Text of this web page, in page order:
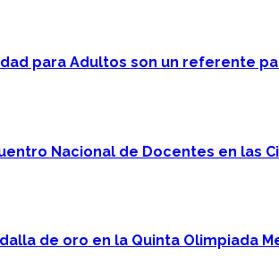
para Adultos son un referente
Nacional de Docentes en las
de oro en la Quinta Olimpiada